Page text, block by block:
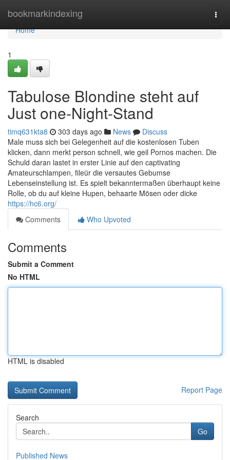
bookmarkindexing
Home
Home
1
Tabulose Blondine steht auf
Just one-Night-Stand
timq631kta8 303 days ago News
Discuss
Male muss sich bei Gelegenheit auf die kostenlosen Tuben
klicken, dann merkt person schnell, wie geil Pornos machen. Die
Schuld daran lastet in erster Linie auf den captivating
Amateurschlampen, fileür die versautes Gebumse
Lebenseinstellung ist. Es spielt bekanntermaßen überhaupt keine
Rolle, ob du auf kleine Hupen, behaarte Mösen oder dicke
https://hc6.org/
Comments
Who Upvoted
Comments
Submit a Comment
No HTML
HTML is disabled
Report Page
Search
Go
Published News